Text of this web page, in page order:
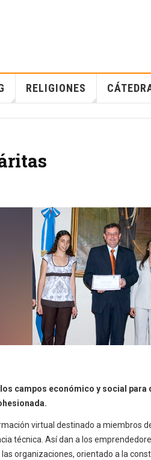
RELIGIONES
campos económico y social
virtual destinado a miembros
técnica. Así dan a los
organizaciones, orientado a la